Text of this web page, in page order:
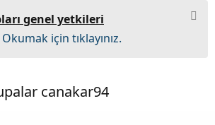
genel yetkileri
Okumak için tıklayınız.
canakar94